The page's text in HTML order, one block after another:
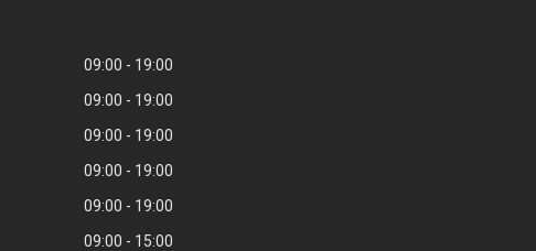
09:00
19:00
09:00
19:00
09:00
19:00
09:00
19:00
09:00
19:00
09:00
15:00